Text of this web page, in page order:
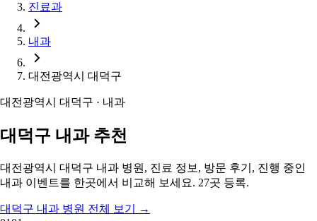
진료과
내과
대전광역시 대덕구
대전광역시 대덕구 · 내과
대덕구 내과 추천
대전광역시 대덕구 내과 병원, 진료 정보, 방문 후기, 진행 중인
내과 이벤트를 한곳에서 비교해 보세요. 27곳 등록.
대덕구 내과 병원 전체 보기
→